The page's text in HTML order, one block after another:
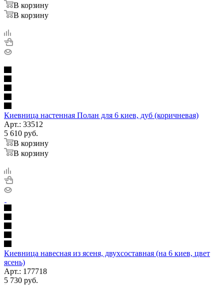
В корзину
В корзину
Киевница настенная Полан для 6 киев, дуб (коричневая)
Арт.: 33512
5 610 руб.
В корзину
В корзину
Киевница навесная из ясеня, двухсоставная (на 6 киев, цвет
ясень)
Арт.: 177718
5 730 руб.